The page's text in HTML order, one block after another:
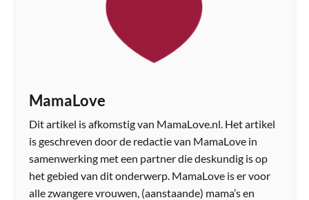
MamaLove
Dit artikel is afkomstig van MamaLove.nl. Het artikel
is geschreven door de redactie van MamaLove in
samenwerking met een partner die deskundig is op
het gebied van dit onderwerp. MamaLove is er voor
alle zwangere vrouwen, (aanstaande) mama’s en